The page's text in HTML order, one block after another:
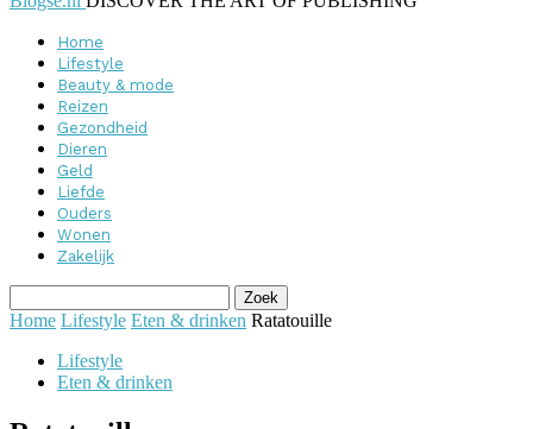
Home
Lifestyle
Beauty & mode
Reizen
Gezondheid
Dieren
Geld
Liefde
Ouders
Wonen
Zakelijk
Home Lifestyle Eten & drinken Ratatouille
Lifestyle
Eten & drinken